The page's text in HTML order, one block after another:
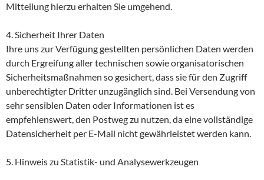
Mitteilung hierzu erhalten Sie umgehend.
4. Sicherheit Ihrer Daten
Ihre uns zur Verfügung gestellten persönlichen Daten werden
durch Ergreifung aller technischen sowie organisatorischen
Sicherheitsmaßnahmen so gesichert, dass sie für den Zugriff
unberechtigter Dritter unzugänglich sind. Bei Versendung von
sehr sensiblen Daten oder Informationen ist es
empfehlenswert, den Postweg zu nutzen, da eine vollständige
Datensicherheit per E-Mail nicht gewährleistet werden kann.
5. Hinweis zu Statistik- und Analysewerkzeugen